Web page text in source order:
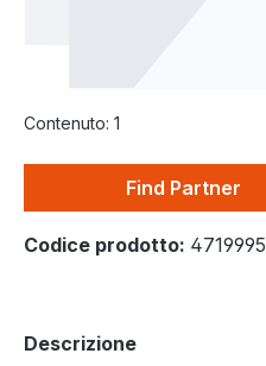
Contenuto: 1
Find Partner
Codice prodotto: 4719995
Descrizione